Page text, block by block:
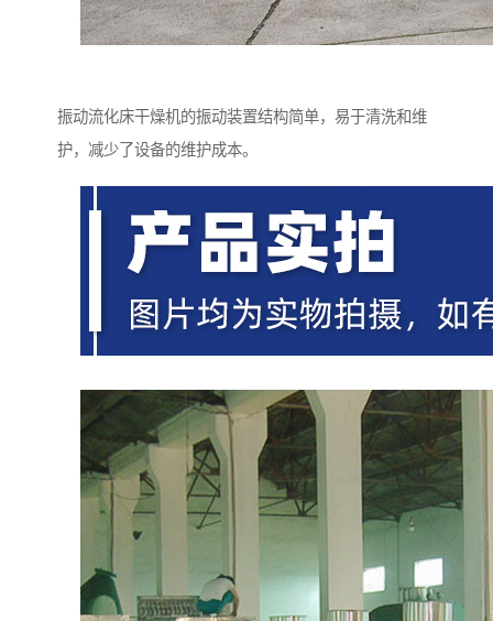
振动流化床干燥机的振动装置结构简单，易于清洗和维
护，减少了设备的维护成本。